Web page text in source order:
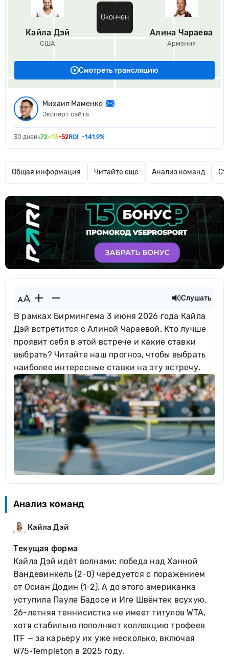
Кайла Дэй
США
Окончен
Алина Чараева
Армения
Смотреть трансляцию
Михаил Маменко
Эксперт сайта
30 дней+72=13-52ROI -141.9%
Общая информация Читайте еще Анализ команд
Слушать
В рамках Бирмингема 3 июня 2026 года Кайла
Дэй встретится с Алиной Чараевой. Кто лучше
проявит себя в этой встрече и какие ставки
выбрать? Читайте наш прогноз, чтобы выбрать
наиболее интересные ставки на эту встречу.
Анализ команд
Кайла Дэй
Текущая форма
Кайла Дэй идёт волнами: победа над Ханной
Вандевинкель (2-0) чередуется с поражением
от Осиан Додин (1-2). А до этого американка
уступила Пауле Бадосе и Иге Швёнтек всухую.
26-летняя теннисистка не имеет титулов WTA,
хотя стабильно пополняет коллекцию трофеев
ITF — за карьеру их уже несколько, включая
W75‑Templeton в 2025 году.